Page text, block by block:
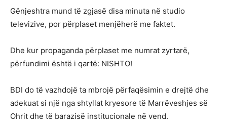
Gënjeshtra mund të zgjasë disa minuta në studio
televizive, por përplaset menjëherë me faktet.
Dhe kur propaganda përplaset me numrat zyrtarë,
përfundimi është i qartë: NISHTO!
BDI do të vazhdojë ta mbrojë përfaqësimin e drejtë dhe
adekuat si një nga shtyllat kryesore të Marrëveshjes së
Ohrit dhe të barazisë institucionale në vend.